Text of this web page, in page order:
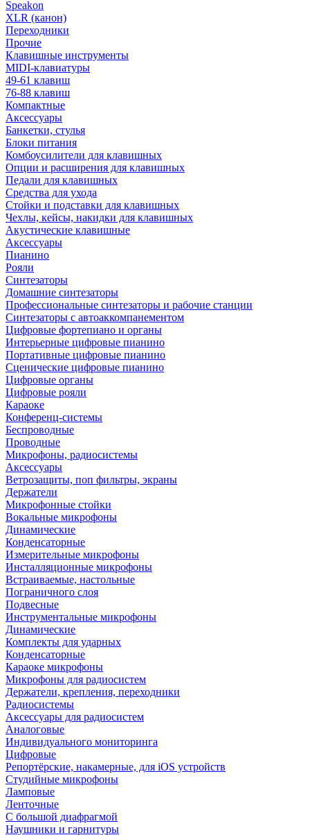
Speakon
XLR (канон)
Переходники
Прочие
Клавишные инструменты
MIDI-клавиатуры
49-61 клавиш
76-88 клавиш
Компактные
Аксессуары
Банкетки, стулья
Блоки питания
Комбоусилители для клавишных
Опции и расширения для клавишных
Педали для клавишных
Средства для ухода
Стойки и подставки для клавишных
Чехлы, кейсы, накидки для клавишных
Акустические клавишные
Аксессуары
Пианино
Рояли
Синтезаторы
Домашние синтезаторы
Профессиональные синтезаторы и рабочие станции
Синтезаторы с автоаккомпанементом
Цифровые фортепиано и органы
Интерьерные цифровые пианино
Портативные цифровые пианино
Сценические цифровые пианино
Цифровые органы
Цифровые рояли
Караоке
Конференц-системы
Беспроводные
Проводные
Микрофоны, радиосистемы
Аксессуары
Ветрозащиты, поп фильтры, экраны
Держатели
Микрофонные стойки
Вокальные микрофоны
Динамические
Конденсаторные
Измерительные микрофоны
Инсталляционные микрофоны
Встраиваемые, настольные
Пограничного слоя
Подвесные
Инструментальные микрофоны
Динамические
Комплекты для ударных
Конденсаторные
Караоке микрофоны
Микрофоны для радиосистем
Держатели, крепления, переходники
Радиосистемы
Аксессуары для радиосистем
Аналоговые
Индивидуального мониторинга
Цифровые
Репортёрские, накамерные, для iOS устройств
Студийные микрофоны
Ламповые
Ленточные
С большой диафрагмой
Наушники и гарнитуры